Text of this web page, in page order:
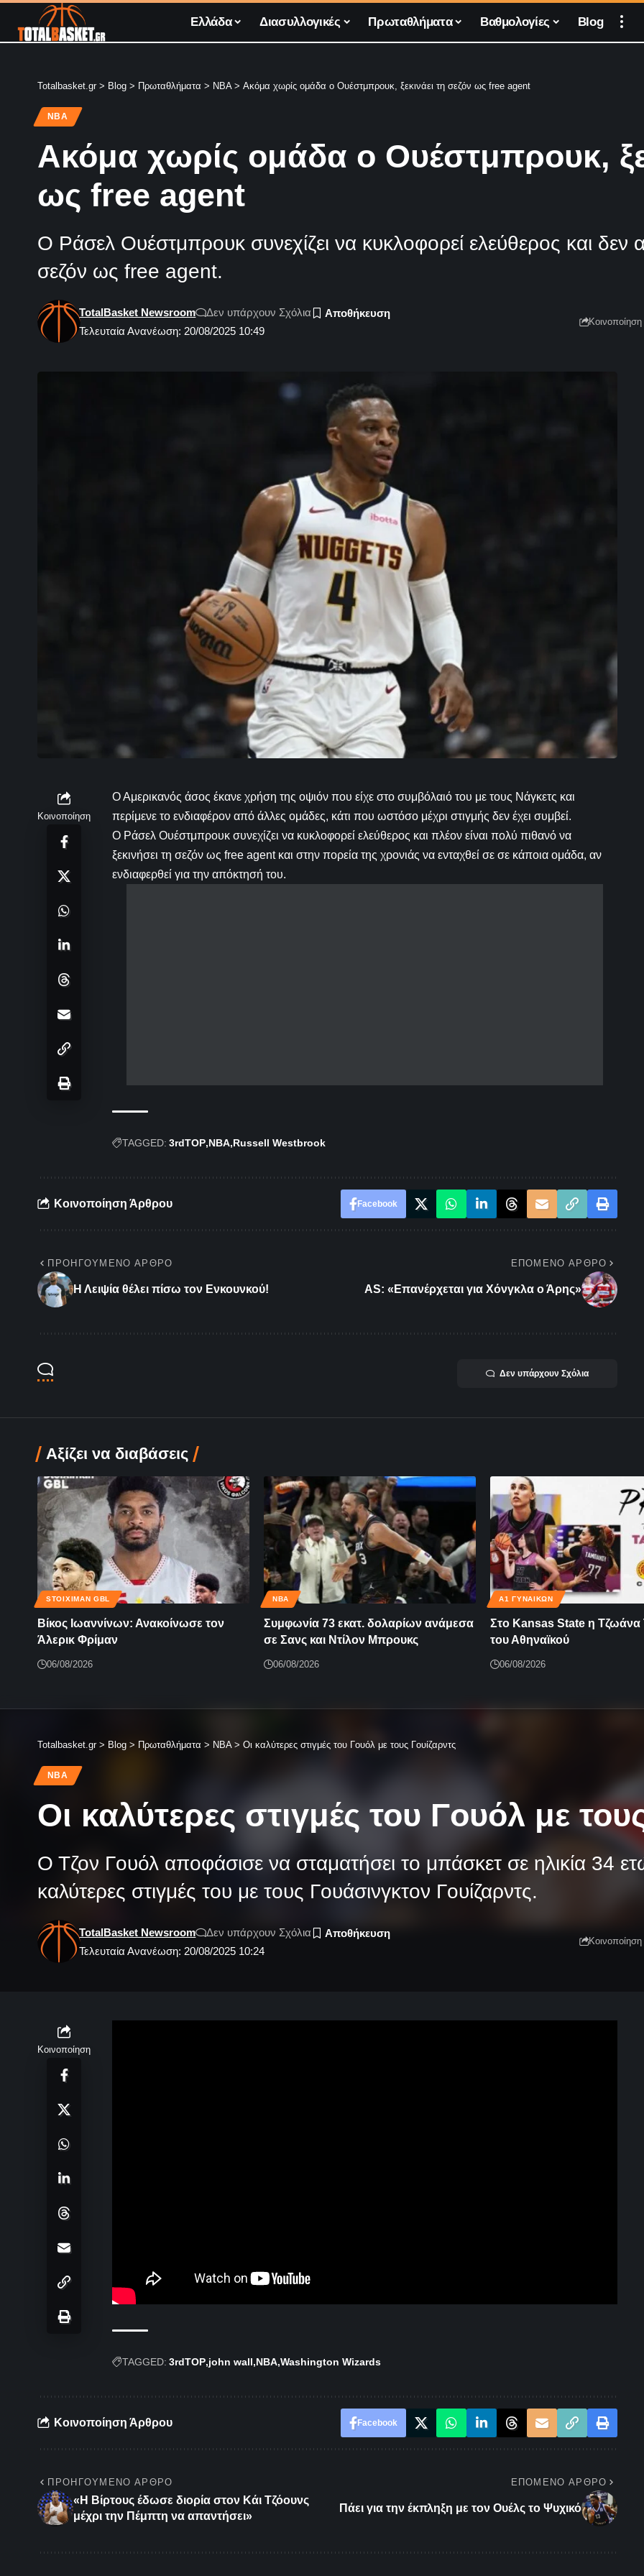
Ελλάδα Διασυλλογικές Πρωταθλήματα Βαθμολογίες Blog
Totalbasket.gr > Blog > Πρωταθλήματα > NBA> Ακόμα χωρίς ομάδα ο Ουέστμπρουκ, ξεκινάει τη σεζόν ως free agent
NBA
Ακόμα χωρίς ομάδα ο Ουέστμπρουκ,
ως free agent
Ο Ράσελ Ουέστμπρουκ συνεχίζει να κυκλοφορεί ελεύθερος και δεν
σεζόν ως free agent.
Τελευταία Ανανέωση: 20/08/2025 10:49
TotalBasket Newsroom Δεν υπάρχουν Σχόλια
Κοινοποίηση
Κοινοποίηση
Ο Αμερικανός άσος έκανε χρήση της οψιόν που είχε στο συμβόλαιό του με τους Νάγκετς και
περίμενε το ενδιαφέρον από άλλες ομάδες, κάτι που ωστόσο μέχρι στιγμής δεν έχει συμβεί.
Ο Ράσελ Ουέστμπρουκ συνεχίζει να κυκλοφορεί ελεύθερος και πλέον είναι πολύ πιθανό να
ξεκινήσει τη σεζόν ως free agent και στην πορεία της χρονιάς να ενταχθεί σε σε κάποια ομάδα, αν
ενδιαφερθεί για την απόκτησή του.
TAGGED: 3rdTOP NBA Russell Westbrook
Κοινοποίηση Άρθρου Facebook
ΠΡΟΗΓΟΎΜΕΝΟ ΆΡΘΡΟ
Η Λειψία θέλει πίσω τον Ενκουνκού!
ΕΠΌΜΕΝΟ ΆΡΘΡΟ
AS: «Επανέρχεται για Χόνγκλα ο Άρης»
Δεν υπάρχουν Σχόλια
Αξίζει να διαβάσεις
STOIXIMAN GBL
Βίκος Ιωαννίνων: Ανακοίνωσε τον
Άλερικ Φρίμαν
06/08/2026
NBA
Συμφωνία 73 εκατ. δολαρίων ανάμεσα
σε Σανς και Ντίλον Μπρουκς
06/08/2026
Α1 ΓΥΝΑΙΚΏΝ
Στο Kansas State η
του Αθηναϊκού
06/08/2026
Totalbasket.gr> Blog > Πρωταθλήματα > NBA > Οι καλύτερες στιγμές του Γουόλ με τους Γουίζαρντς
NBA
Οι καλύτερες στιγμές του Γουόλ με
Ο Τζον Γουόλ αποφάσισε να σταματήσει το μπάσκετ σε ηλικία 34
καλύτερες στιγμές του με τους Γουάσινγκτον Γουίζαρντς.
Τελευταία Ανανέωση: 20/08/2025 10:24
TotalBasket Newsroom Δεν υπάρχουν Σχόλια
Κοινοποίηση
Κοινοποίηση
TAGGED: 3rdTOP john wall NBA Washington Wizards
Κοινοποίηση Άρθρου Facebook
ΠΡΟΗΓΟΎΜΕΝΟ ΆΡΘΡΟ
«Η Βίρτους έδωσε διορία στον Κάι Τζόουνς
μέχρι την Πέμπτη να απαντήσει»
ΕΠΌΜΕΝΟ ΆΡΘΡΟ
Πάει για την έκπληξη με τον Ουέλς το Ψυχικό